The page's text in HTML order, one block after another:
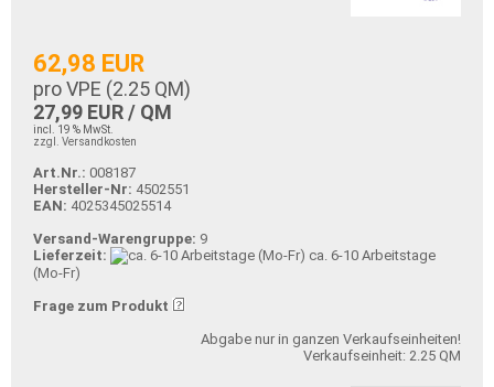
62,98 EUR
pro VPE (2.25 QM)
27,99 EUR / QM
incl. 19 % MwSt.
zzgl. Versandkosten
Art.Nr.: 008187
Hersteller-Nr: 4502551
EAN: 4025345025514
Versand-Warengruppe: 9
Lieferzeit:
ca. 6-10 Arbeitstage
(Mo-Fr)
Frage zum Produkt
Abgabe nur in ganzen Verkaufseinheiten!
Verkaufseinheit: 2.25 QM